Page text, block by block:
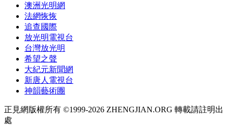
澳洲光明網
法網恢恢
追查國際
放光明電視台
台灣放光明
希望之聲
大紀元新聞網
新唐人電視台
神韻藝術團
正見網版權所有 ©1999-2026 ZHENGJIAN.ORG 轉載請註明出
處